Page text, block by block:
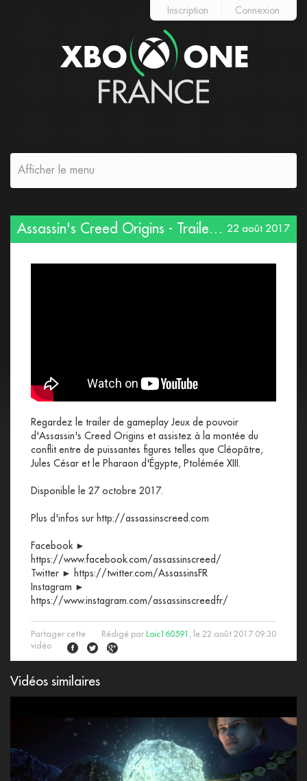
Inscription Connexion
Afficher le menu
22 août 2017
Assassin's Creed Origins - Trailer de gameplay : Jeux de pouvoir - Gamescom 2017 [OFFICIEL] VF HD
Regardez le trailer de gameplay Jeux de pouvoir
d'Assassin's Creed Origins et assistez à la montée du
conflit entre de puissantes figures telles que Cléopâtre,
Jules César et le Pharaon d'Égypte, Ptolémée XIII.
Disponible le 27 octobre 2017.
Plus d'infos sur http://assassinscreed.com
Facebook ►
https://www.facebook.com/assassinscreed/
Twitter ► https://twitter.com/AssassinsFR
Instagram ►
https://www.instagram.com/assassinscreedfr/
Rédigé par Loic160591 , le 22 août 2017 09:30
Partager cette
vidéo
Vidéos similaires